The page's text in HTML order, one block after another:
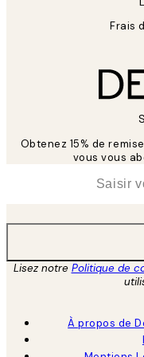
Frais
Obtenez 15% de
vous vous
Lisez notre Politique de
À propos de